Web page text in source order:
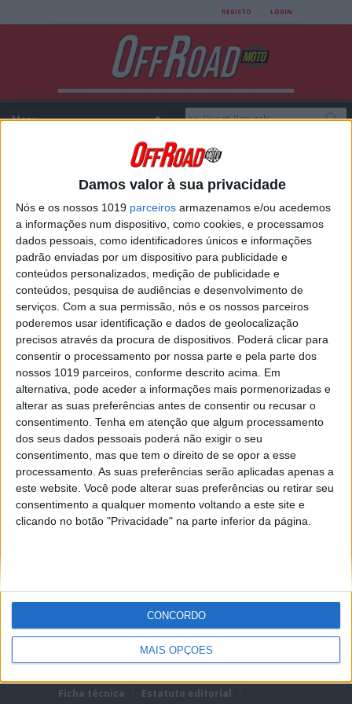
Damos valor à sua privacidade
Nós e os nossos 1019 parceiros armazenamos e/ou acedemos
a informações num dispositivo, como cookies, e processamos
dados pessoais, como identificadores únicos e informações
padrão enviadas por um dispositivo para publicidade e
conteúdos personalizados, medição de publicidade e
conteúdos, pesquisa de audiências e desenvolvimento de
serviços. Com a sua permissão, nós e os nossos parceiros
poderemos usar identificação e dados de geolocalização
precisos através da procura de dispositivos. Poderá clicar para
consentir o processamento por nossa parte e pela parte dos
nossos 1019 parceiros, conforme descrito acima. Em
alternativa, pode aceder a informações mais pormenorizadas e
alterar as suas preferências antes de consentir ou recusar o
consentimento. Tenha em atenção que algum processamento
dos seus dados pessoais poderá não exigir o seu
consentimento, mas que tem o direito de se opor a esse
processamento. As suas preferências serão aplicadas apenas a
este website. Você pode alterar suas preferências ou retirar seu
consentimento a qualquer momento voltando a este site e
clicando no botão "Privacidade" na parte inferior da página.
MAIS OPÇÕES
CONCORDO
REGISTO LOGIN
Login
USERNAME
PASSWORD
REMEMBER?
Lost password?
Ficha técnica Estatuto editorial